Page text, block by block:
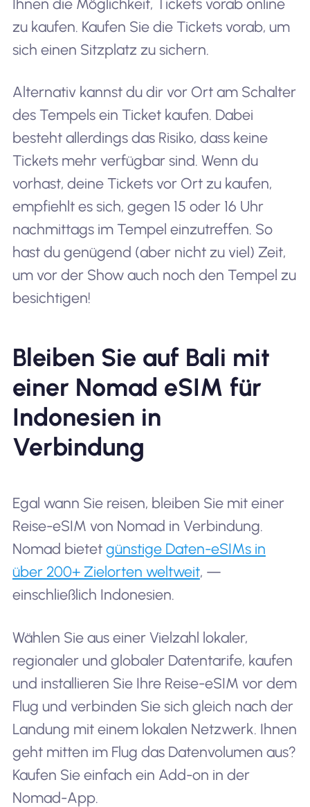
Ihnen die Möglichkeit, Tickets vorab online
zu kaufen. Kaufen Sie die Tickets vorab, um
sich einen Sitzplatz zu sichern.
Alternativ kannst du dir vor Ort am Schalter
des Tempels ein Ticket kaufen. Dabei
besteht allerdings das Risiko, dass keine
Tickets mehr verfügbar sind. Wenn du
vorhast, deine Tickets vor Ort zu kaufen,
empfiehlt es sich, gegen 15 oder 16 Uhr
nachmittags im Tempel einzutreffen. So
hast du genügend (aber nicht zu viel) Zeit,
um vor der Show auch noch den Tempel zu
besichtigen!
Bleiben Sie auf Bali mit
einer Nomad eSIM für
Indonesien in
Verbindung
Egal wann Sie reisen, bleiben Sie mit einer
Reise-eSIM von Nomad in Verbindung.
Nomad bietet günstige Daten-eSIMs in
über 200+ Zielorten weltweit, —
einschließlich Indonesien.
Wählen Sie aus einer Vielzahl lokaler,
regionaler und globaler Datentarife, kaufen
und installieren Sie Ihre Reise-eSIM vor dem
Flug und verbinden Sie sich gleich nach der
Landung mit einem lokalen Netzwerk. Ihnen
geht mitten im Flug das Datenvolumen aus?
Kaufen Sie einfach ein Add-on in der
Nomad-App.